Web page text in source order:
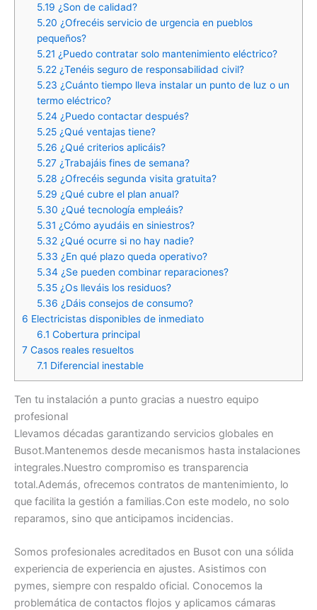
5.19 ¿Son de calidad?
5.20 ¿Ofrecéis servicio de urgencia en pueblos
pequeños?
5.21 ¿Puedo contratar solo mantenimiento eléctrico?
5.22¿Tenéis seguro de responsabilidad civil?
5.23 ¿Cuánto tiempo lleva instalar un punto de luz o un
termo eléctrico?
5.24 ¿Puedo contactar después?
5.25¿Qué ventajas tiene?
5.26 ¿Qué criterios aplicáis?
5.27¿Trabajáis fines de semana?
5.28 ¿Ofrecéis segunda visita gratuita?
5.29 ¿Qué cubre el plan anual?
5.30 ¿Qué tecnología empleáis?
5.31 ¿Cómo ayudáis en siniestros?
5.32¿Qué ocurre si no hay nadie?
5.33 ¿En qué plazo queda operativo?
5.34 ¿Se pueden combinar reparaciones?
5.35¿Os lleváis los residuos?
5.36 ¿Dáis consejos de consumo?
6 Electricistas disponibles de inmediato
6.1 Cobertura principal
7 Casos reales resueltos
7.1 Diferencial inestable
Ten tu instalación a punto gracias a nuestro equipo
profesional
Llevamos décadas garantizando servicios globales en
Busot.Mantenemos desde mecanismos hasta instalaciones
integrales.Nuestro compromiso es transparencia
total.Además, ofrecemos contratos de mantenimiento, lo
que facilita la gestión a familias.Con este modelo, no solo
reparamos, sino que anticipamos incidencias.
Somos profesionales acreditados en Busot con una sólida
experiencia de experiencia en ajustes. Asistimos con
pymes, siempre con respaldo oficial. Conocemos la
problemática de contactos flojos y aplicamos cámaras